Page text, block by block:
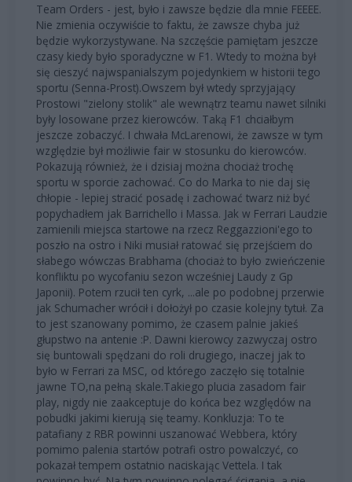
Team Orders - jest, było i zawsze będzie dla mnie FEEEE.
Nie zmienia oczywiście to faktu, że zawsze chyba już
będzie wykorzystywane. Na szczęście pamiętam jeszcze
czasy kiedy było sporadyczne w F1. Wtedy to można był
się cieszyć najwspanialszym pojedynkiem w historii tego
sportu (Senna-Prost).Owszem był wtedy sprzyjający
Prostowi "zielony stolik" ale wewnątrz teamu nawet silniki
były losowane przez kierowców. Taką F1 chciałbym
jeszcze zobaczyć. I chwała McLarenowi, że zawsze w tym
względzie był możliwie fair w stosunku do kierowców.
Pokazują również, że i dzisiaj można chociaż trochę
sportu w sporcie zachować. Co do Marka to nie daj się
chłopie - lepiej stracić posadę i zachować twarz niż być
popychadłem jak Barrichello i Massa. Jak w Ferrari Laudzie
zamienili miejsca startowe na rzecz Reggazzioni'ego to
poszło na ostro i Niki musiał ratować się przejściem do
słabego wówczas Brabhama (chociaż to było zwieńczenie
konfliktu po wycofaniu sezon wcześniej Laudy z Gp
Japonii). Potem rzucił ten cyrk, ...ale po podobnej przerwie
jak Schumacher wrócił i dołożył po czasie kolejny tytuł. Za
to jest szanowany pomimo, że czasem palnie jakieś
głupstwo na antenie :P. Dawni kierowcy zazwyczaj ostro
się buntowali spędzani do roli drugiego, inaczej jak to
było w Ferrari za MSC, od którego zaczęło się totalnie
jawne TO,na pełną skale.Takiego plucia zasadom fair
play, nigdy nie zaakceptuje do końca bez względów na
pobudki jakimi kierują się teamy. Konkluzja: To te
patafiany z RBR powinni uszanować Webbera, który
pomimo palenia startów potrafi ostro powalczyć, co
pokazał tempem ostatnio naciskając Vettela. I tak